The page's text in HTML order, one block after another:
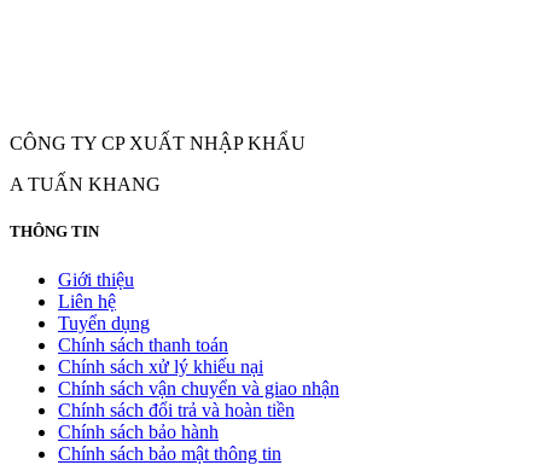
CÔNG TY CP XUẤT NHẬP KHẨU
A TUẤN KHANG
THÔNG TIN
Giới thiệu
Liên hệ
Tuyển dụng
Chính sách thanh toán
Chính sách xử lý khiếu nại
Chính sách vận chuyển và giao nhận
Chính sách đổi trả và hoàn tiền
Chính sách bảo hành
Chính sách bảo mật thông tin